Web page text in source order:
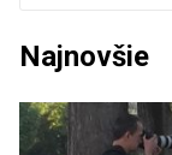
Najnovšie